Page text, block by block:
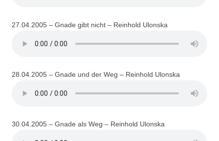
27.04.2005 – Gnade gibt nicht – Reinhold Ulonska
28.04.2005 – Gnade und der Weg – Reinhold Ulonska
30.04.2005 – Gnade als Weg – Reinhold Ulonska